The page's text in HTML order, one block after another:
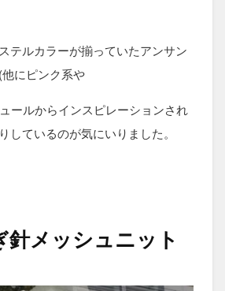
テルカラーが揃っていたアンサン
にピンク系や
ールからインスピレーションされ
しているのが気にいりました。
針メッシュニット